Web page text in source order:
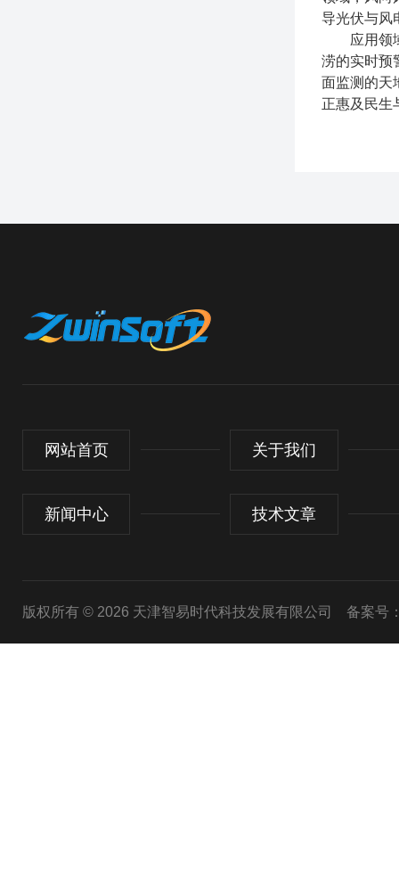
导光伏与风
应用领域
涝的实时预
面监测的天
正惠及民生
网站首页 关于我们
新闻中心 技术文章
版权所有 © 2026 天津智易时代科技发展有限公司 备案号